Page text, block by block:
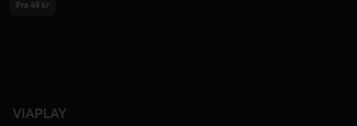
Fra 49 kr
VIAPLAY